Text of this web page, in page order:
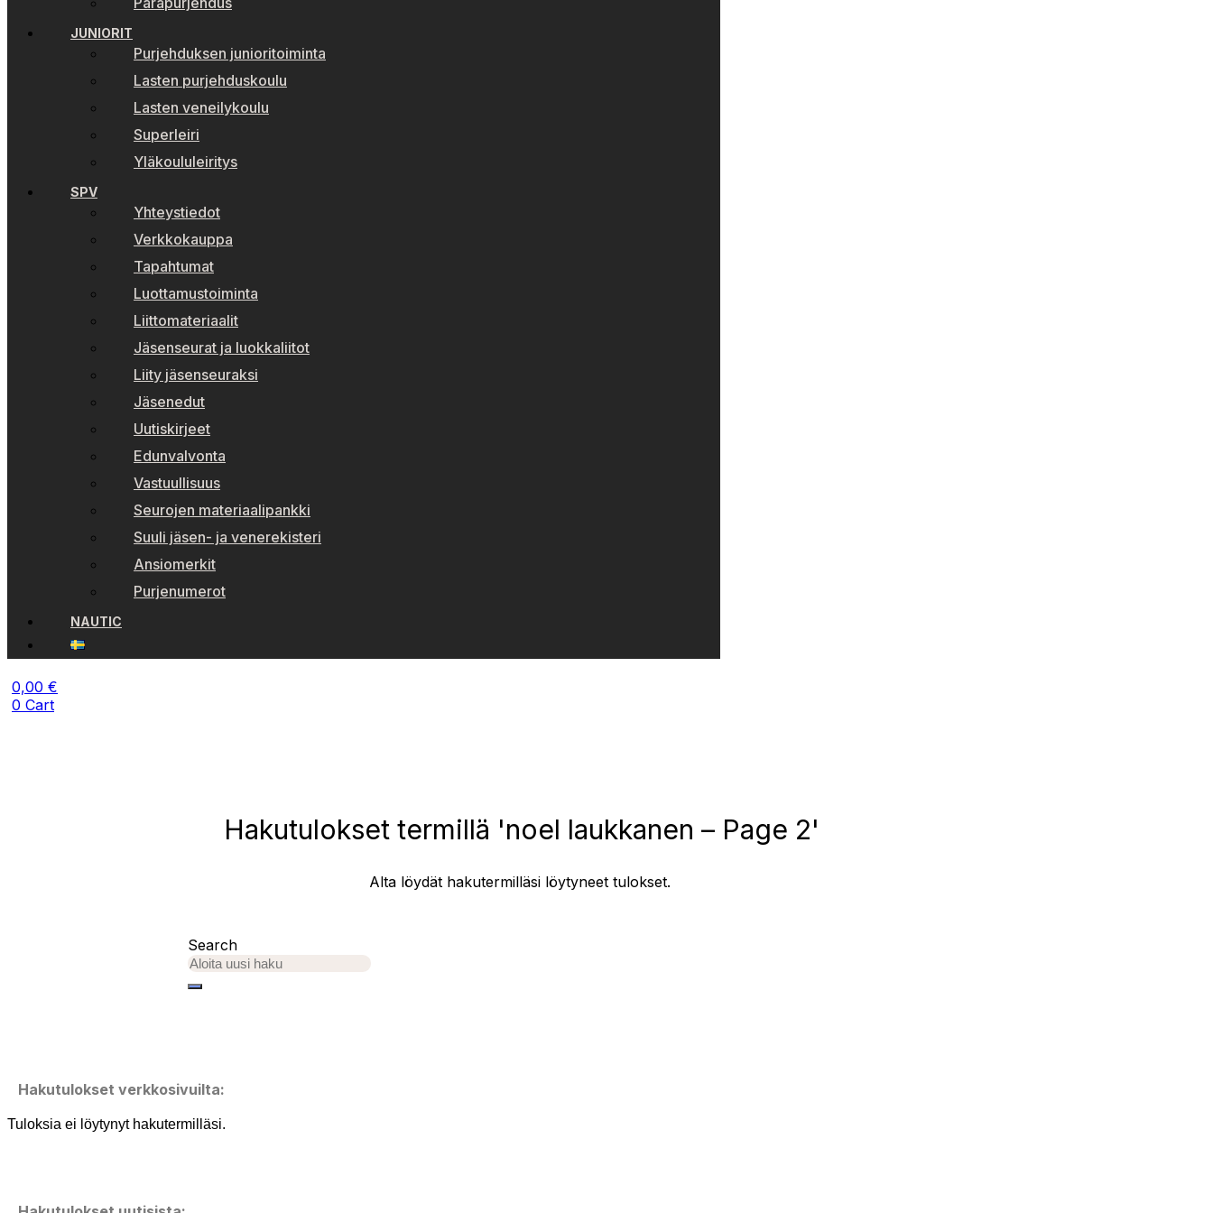
JUNIORIT
Purjehduksen junioritoiminta
Lasten purjehduskoulu
Lasten veneilykoulu
Superleiri
Yläkoululeiritys
SPV
Yhteystiedot
Verkkokauppa
Tapahtumat
Luottamustoiminta
Liittomateriaalit
Jäsenseurat ja luokkaliitot
Liity jäsenseuraksi
Jäsenedut
Uutiskirjeet
Edunvalvonta
Vastuullisuus
Seurojen materiaalipankki
Suuli jäsen- ja venerekisteri
Ansiomerkit
Purjenumerot
NAUTIC
0,00 €
0 Cart
Hakutulokset termillä 'noel laukkanen – Page 2'
Alta löydät hakutermilläsi löytyneet tulokset.
Search
Hakutulokset verkkosivuilta:
Tuloksia ei löytynyt hakutermilläsi.